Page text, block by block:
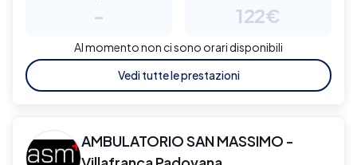
- 122€
Al momento non ci sono orari disponibili
Vedi tutte le prestazioni
AMBULATORIO SAN MASSIMO -